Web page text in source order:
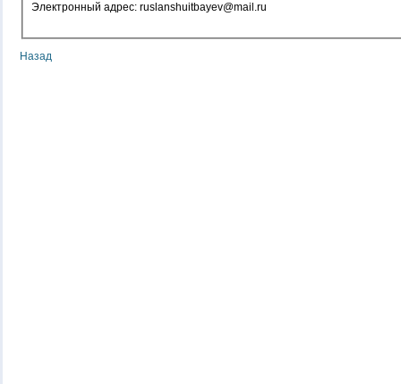
Электронный адрес: ruslanshuitbayev@mail.ru
Назад